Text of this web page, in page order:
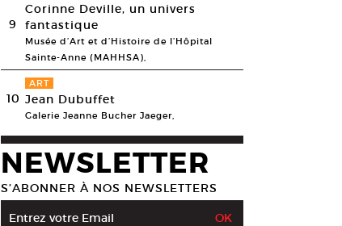
9
Corinne Deville, un univers
fantastique
Musée d’Art et d’Histoire de l’Hôpital
Sainte-Anne (MAHHSA),
10
ART
Jean Dubuffet
Galerie Jeanne Bucher Jaeger,
NEWSLETTER
S’ABONNER À NOS NEWSLETTERS